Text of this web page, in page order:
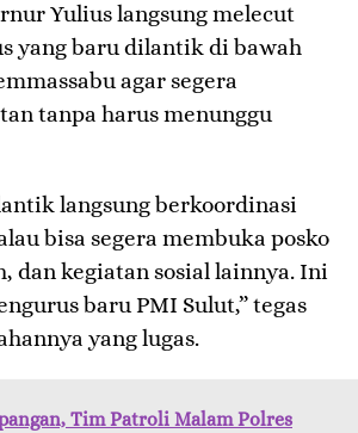
Yulius langsung melecut
yang baru dilantik di bawah
agar segera
tanpa harus menunggu
langsung berkoordinasi
bisa segera membuka posko
dan kegiatan sosial lainnya. Ini
baru PMI Sulut,” tegas
yang lugas.
Tim Patroli Malam Polres